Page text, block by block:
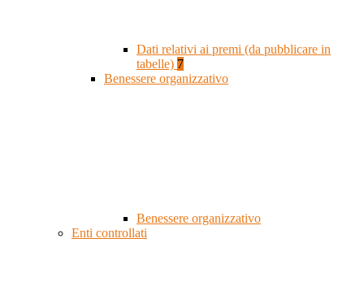
Dati relativi ai premi (da pubblicare in
tabelle) 7
Benessere organizzativo
Benessere organizzativo
Enti controllati